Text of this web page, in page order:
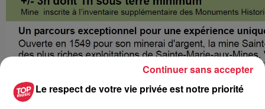
Le respect de votre vie privée est notre priorité
Continuer sans accepter